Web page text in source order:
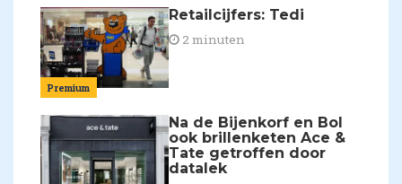
Premium
Retailcijfers: Tedi
2 minuten
Na de Bijenkorf en Bol
ook brillenketen Ace &
Tate getroffen door
datalek